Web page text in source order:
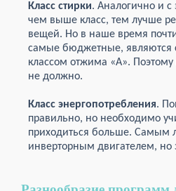
Класс стирки. Аналогично и
чем выше класс, тем лучше
вещей. Но в наше время
самые бюджетные, являются
классом отжима «А».
не должно.
Класс энергопотребления.
правильно, но необходимо
приходиться больше. Самым
инверторным двигателем, но